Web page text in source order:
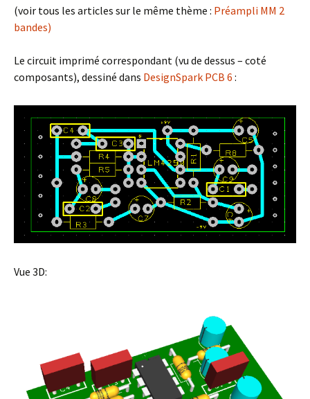
(voir tous les articles sur le même thème : Préampli MM 2
bandes)
Le circuit imprimé correspondant (vu de dessus – coté
composants), dessiné dans DesignSpark PCB 6 :
Vue 3D: